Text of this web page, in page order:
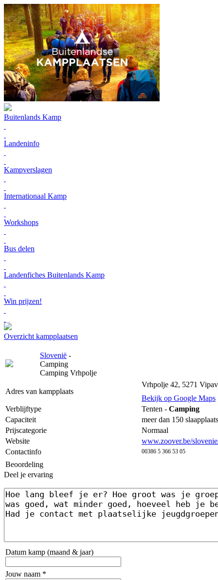
Buitenlands Kamp
Landeninfo
Kampverslagen
Internationaal Kamp
Workshops
Bus delen
Landenfiches Buitenlands Kamp
Win prijzen!
Overzicht kampplaatsen
Slovenië -
Camping
Camping Vrhpolje
Adres van kampplaats
Vrhpolje 42, 5271
Bekijk op Google Maps
Verblijftype
Tenten - Camping
Capaciteit
meer dan 150
Prijscategorie
Normaal
Website
www.zoover.be/
Contactinfo
00386 5 366 53 05
Beoordeling
Deel je ervaring
Datum kamp (maand & jaar)
Jouw naam *